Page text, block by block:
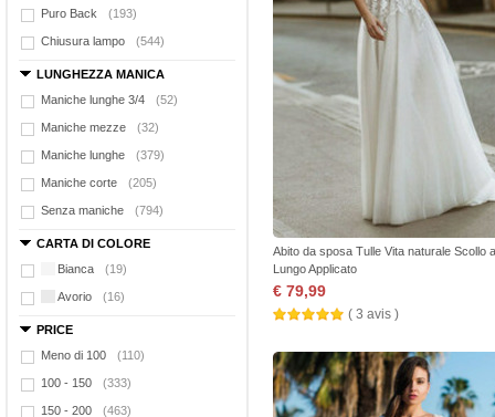
Puro Back (193)
Chiusura lampo (544)
LUNGHEZZA MANICA
Maniche lunghe 3/4
(52)
Maniche mezze (32)
Maniche lunghe (379)
Maniche corte (205)
Senza maniche (794)
CARTA DI COLORE
Bianca
(19)
Avorio (16)
PRICE
Meno di 100
(110)
100 - 150 (333)
150 - 200 (463)
Abito da sposa Tulle Vita naturale Scollo
Lungo Applicato
€ 79,99
( 3 avis )